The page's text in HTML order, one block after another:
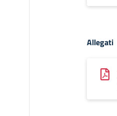
Allegati